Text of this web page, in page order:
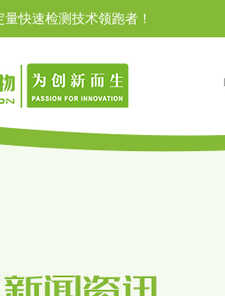
快速检测技术领跑者！